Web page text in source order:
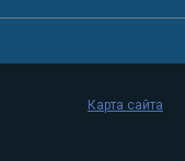
Карта сайта